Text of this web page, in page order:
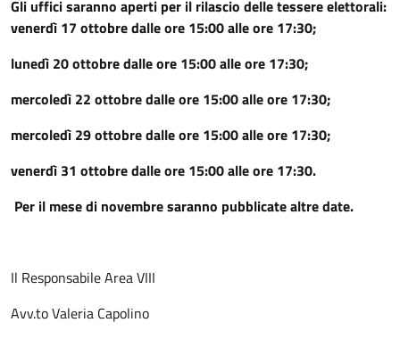
Gli uffici saranno aperti per il rilascio delle tessere elettorali:
venerdì 17 ottobre dalle ore 15:00 alle ore 17:30;
lunedì 20 ottobre dalle ore 15:00 alle ore 17:30;
mercoledì 22 ottobre dalle ore 15:00 alle ore 17:30;
mercoledì 29 ottobre dalle ore 15:00 alle ore 17:30;
venerdì 31 ottobre dalle ore 15:00 alle ore 17:30.
Per il mese di novembre saranno pubblicate altre date.
Il Responsabile Area VIII
Avv.to Valeria Capolino